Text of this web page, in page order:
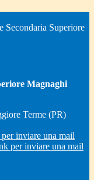
Secondaria Superiore
Magnaghi
Terme (PR)
inviare una mail
per inviare una mail